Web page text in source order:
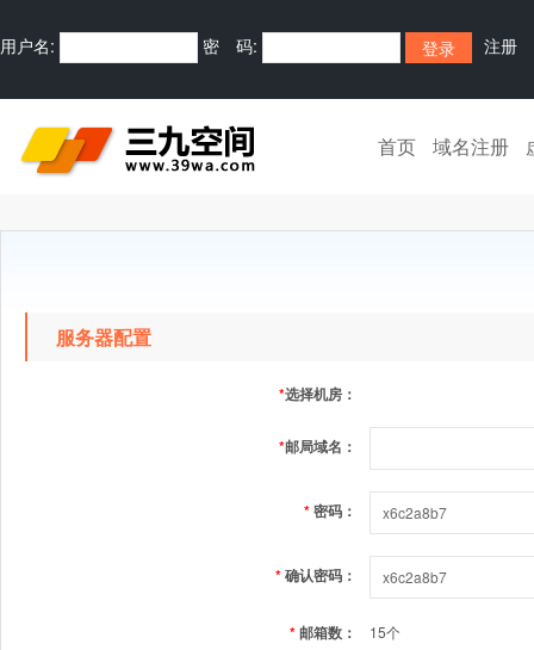
用户名: 密 码: 注册
首页 域名注册
服务器配置
*选择机房：
*邮局域名：
*密码：
*确认密码：
*邮箱数： 15个